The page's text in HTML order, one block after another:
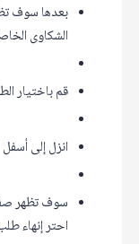
بعدها سوف
الشكاوى
قم باختيار
انزل إلى
سوف تظهر
احتر إنهاء